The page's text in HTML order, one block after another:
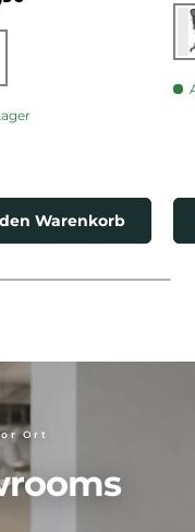
Warenkorb
Ort